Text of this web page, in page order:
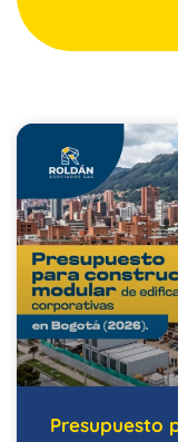
Presupuesto